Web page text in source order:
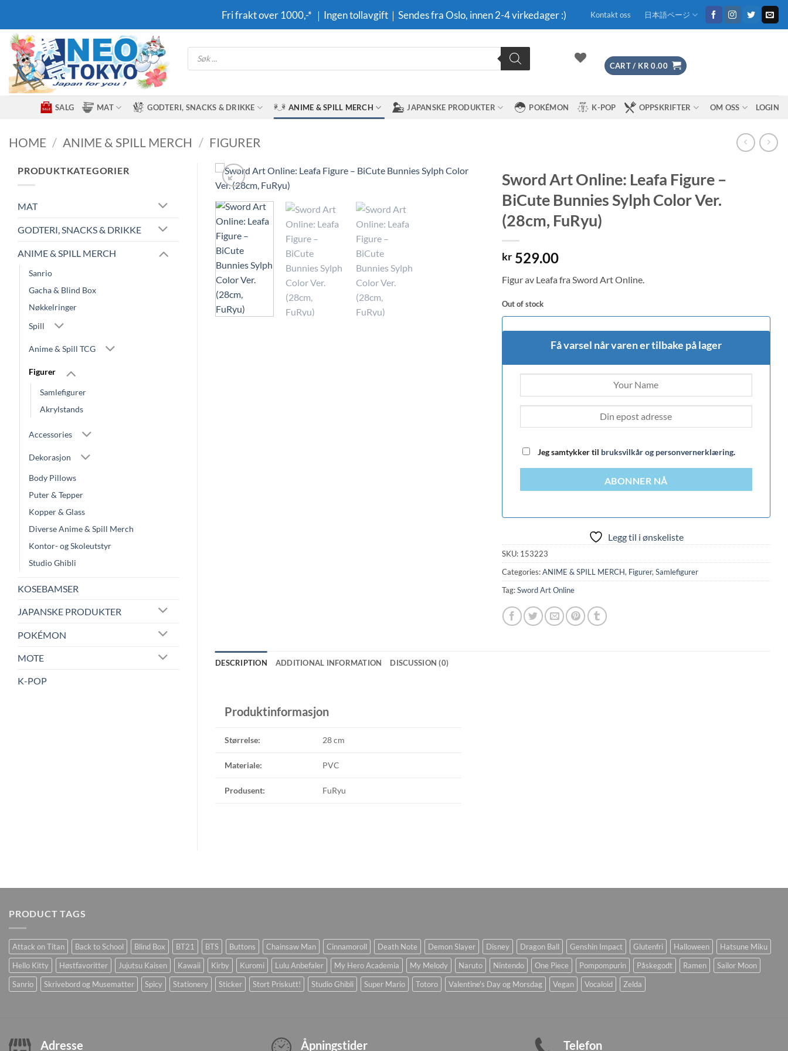
content
Fri frakt over 1000,-* ｜Ingen tollavgift｜Sendes fra Oslo, innen 2-4 virkedager :) Kontakt oss 日本語ページ
Products
search
CART / KR 0.00
SALG MAT GODTERI, SNACKS & DRIKKE ANIME & SPILL MERCH JAPANSKE PRODUKTER POKÉMON K-POP OPPSKRIFTER OM OSS LOGIN
HOME / ANIME & SPILL MERCH / FIGURER
PRODUKTKATEGORIER
MAT
GODTERI, SNACKS & DRIKKE
ANIME & SPILL MERCH
Sanrio
Gacha & Blind Box
Nøkkelringer
Spill
Anime & Spill TCG
Figurer
Samlefigurer
Akrylstands
Accessories
Dekorasjon
Body Pillows
Puter & Tepper
Kopper & Glass
Diverse Anime & Spill Merch
Kontor- og Skoleutstyr
Studio Ghibli
KOSEBAMSER
JAPANSKE PRODUKTER
POKÉMON
MOTE
K-POP
Sword Art Online: Leafa Figure –
BiCute Bunnies Sylph Color Ver.
(28cm, FuRyu)
kr529.00
Figur av Leafa fra Sword Art Online.
Out of stock
Få varsel når varen er tilbake på lager
Jeg samtykker til bruksvilkår og personvernerklæring.
ABONNER NÅ
Legg til i ønskeliste
SKU: 153223
Categories:ANIME & SPILL MERCH, Figurer,Samlefigurer
Tag:Sword Art Online
DESCRIPTION ADDITIONAL INFORMATION DISCUSSION (0)
Produktinformasjon
Størrelse: 28 cm
Materiale: PVC
Produsent: FuRyu
PRODUCT TAGS
Attack on Titan Back to School Blind Box BT21 BTS Buttons Chainsaw Man Cinnamoroll Death Note Demon Slayer Disney Dragon Ball Genshin Impact Glutenfri Halloween
Hatsune Miku
Hello Kitty
Høstfavoritter Jujutsu Kaisen Kawaii Kirby Kuromi Lulu Anbefaler My Hero Academia My Melody Naruto Nintendo One Piece Pompompurin Påskegodt Ramen
Sailor Moon
Sanrio
Skrivebord og Musematter Spicy Stationery Sticker Stort Priskutt! Studio Ghibli Super Mario Totoro Valentine's Day og Morsdag Vegan Vocaloid Zelda
Adresse Åpningstider Telefon